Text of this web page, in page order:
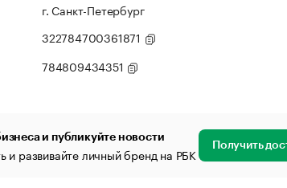
г. Санкт-Петербург
322784700361871
784809434351
и публикуйте новости
и развивайте личный бренд на РБК Получить